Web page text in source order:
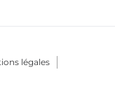
légales